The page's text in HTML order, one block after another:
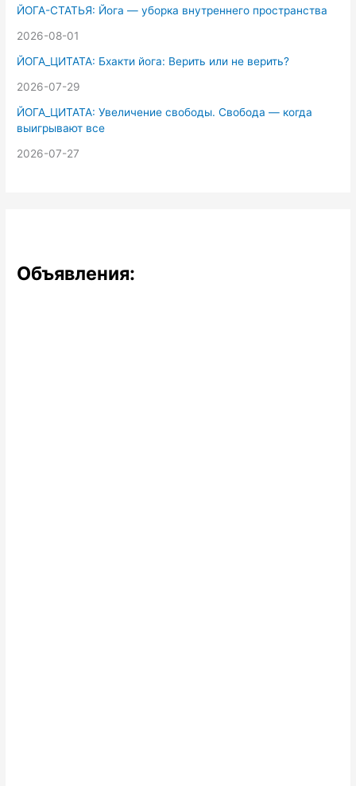
ЙОГА-СТАТЬЯ: Йога — уборка внутреннего пространства
2026-08-01
ЙОГА_ЦИТАТА: Бхакти йога: Верить или не верить?
2026-07-29
ЙОГА_ЦИТАТА: Увеличение свободы. Свобода — когда
выигрывают все
2026-07-27
Объявления: